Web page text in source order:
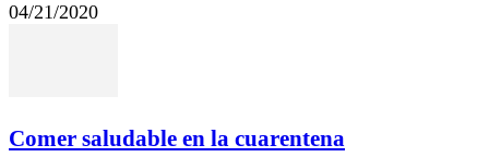
04/21/2020
Comer saludable en la cuarentena